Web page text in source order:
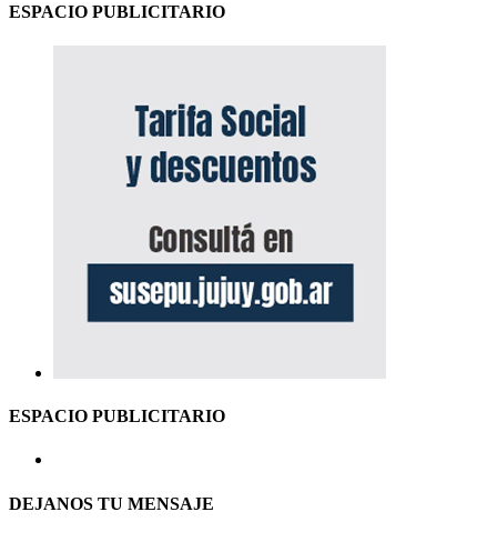
ESPACIO PUBLICITARIO
ESPACIO PUBLICITARIO
DEJANOS TU MENSAJE